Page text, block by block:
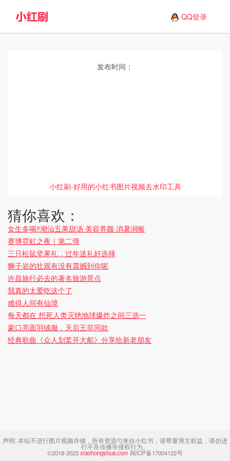
QQ登录
发布时间：
小红刷-好用的小红书图片视频去水印工具
猜你喜欢：
女生多喝‼潮汕五果甜汤 美容养颜 消暑润喉
赛博霓虹之夜｜第二弹
三只松鼠坚果礼，过年送礼好选择
狮子岩的壮观有没有震撼到你呢
许昌旅行必去的著名旅游景点
我真的太爱吃这个了
难得人间有仙境
每天都在 想死人类灭绝地球爆炸之间三选一
蒙口亮面羽绒服，天后王菲同款
经典歌曲《众人划桨开大船》分享给新老朋友
声明:本站不进行图片视频存储，所有资源匀来自小红书，请尊重博主权益，请勿进
行不良传播等侵权行为。
©2018-2023xiaohongshua.com 闽ICP备17004122号